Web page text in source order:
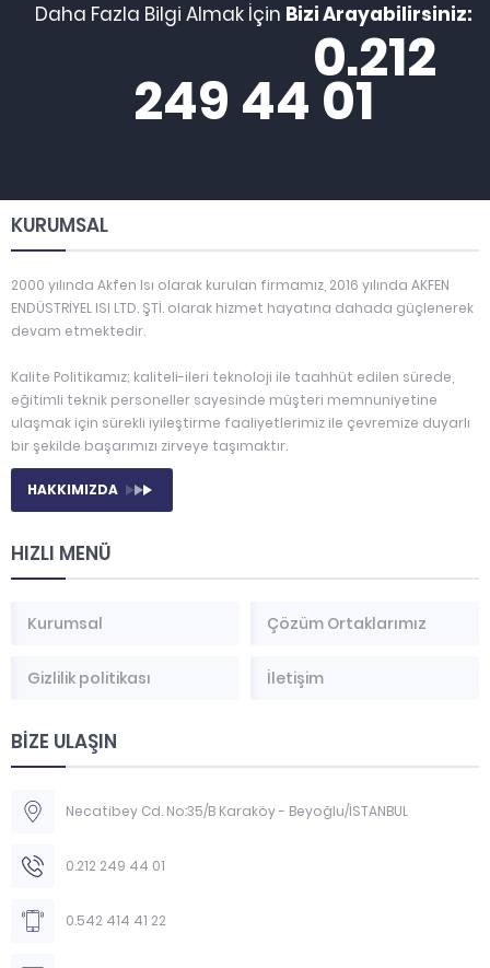
Daha Fazla Bilgi Almak İçin Bizi Arayabilirsiniz:
0.212
249 44 01
KURUMSAL
2000 yılında Akfen Isı olarak kurulan firmamız, 2016 yılında AKFEN
ENDÜSTRİYEL ISI LTD. ŞTİ. olarak hizmet hayatına dahada güçlenerek
devam etmektedir.
Kalite Politikamız; kaliteli-ileri teknoloji ile taahhüt edilen sürede,
eğitimli teknik personeller sayesinde müşteri memnuniyetine
ulaşmak için sürekli iyileştirme faaliyetlerimiz ile çevremize duyarlı
bir şekilde başarımızı zirveye taşımaktır.
HAKKIMIZDA
HIZLI MENÜ
Kurumsal Çözüm Ortaklarımız
Gizlilik politikası İletişim
BİZE ULAŞIN
Necatibey Cd. No:35/B Karaköy - Beyoğlu/İSTANBUL
0.212 249 44 01
0.542 414 41 22